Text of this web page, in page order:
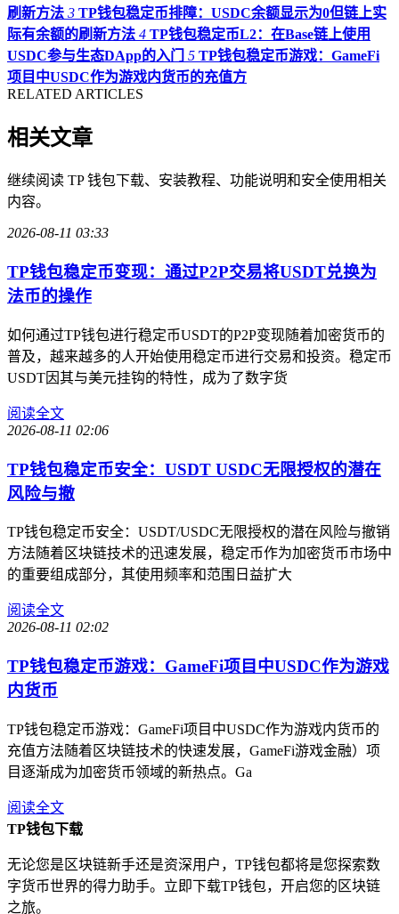
刷新方法 3 TP钱包稳定币排障：USDC余额显示为0但链上实
际有余额的刷新方法 4 TP钱包稳定币L2：在Base链上使用
USDC参与生态DApp的入门
5 TP钱包稳定币游戏：GameFi
项目中USDC作为游戏内货币的充值方
RELATED ARTICLES
相关文章
继续阅读 TP 钱包下载、安装教程、功能说明和安全使用相关
内容。
2026-08-11 03:33
TP钱包稳定币变现：通过P2P交易将USDT兑换为
法币的操作
如何通过TP钱包进行稳定币USDT的P2P变现随着加密货币的
普及，越来越多的人开始使用稳定币进行交易和投资。稳定币
USDT因其与美元挂钩的特性，成为了数字货
阅读全文
2026-08-11 02:06
TP钱包稳定币安全：USDT USDC无限授权的潜在
风险与撤
TP钱包稳定币安全：USDT/USDC无限授权的潜在风险与撤销
方法随着区块链技术的迅速发展，稳定币作为加密货币市场中
的重要组成部分，其使用频率和范围日益扩大
阅读全文
2026-08-11 02:02
TP钱包稳定币游戏：GameFi项目中USDC作为游戏
内货币
TP钱包稳定币游戏：GameFi项目中USDC作为游戏内货币的
充值方法随着区块链技术的快速发展，GameFi游戏金融）项
目逐渐成为加密货币领域的新热点。Ga
阅读全文
TP钱包下载
无论您是区块链新手还是资深用户，TP钱包都将是您探索数
字货币世界的得力助手。立即下载TP钱包，开启您的区块链
之旅。